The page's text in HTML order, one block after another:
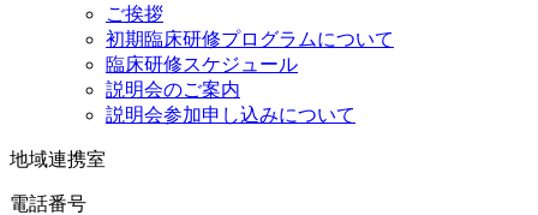
ご挨拶
初期臨床研修プログラムについて
臨床研修スケジュール
説明会のご案内
説明会参加申し込みについて
地域連携室
電話番号